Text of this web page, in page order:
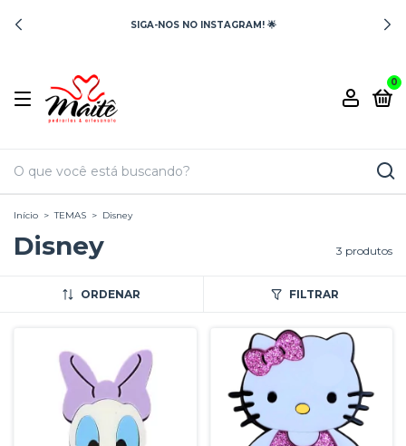
SIGA-NOS NO INSTAGRAM! 🌟
0
Início > TEMAS > Disney
Disney 3 produtos
ORDENAR FILTRAR